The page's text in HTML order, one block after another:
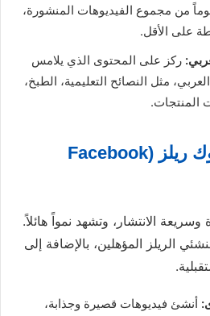
في آخر 60 يوماً من مجموع الفيديوهات المنشورة،
ركز على المحتوى الذي يلامس
مثل النصائح التعليمية، الطبخ،
المنتجات.
ب. الربح من فيسبوك ريلز (Facebook
الانتشار، وتشهد نمواً هائلاً.
الريلز المؤهلين، بالإضافة إلى
أنشئ فيديوهات قصيرة وجذابة،